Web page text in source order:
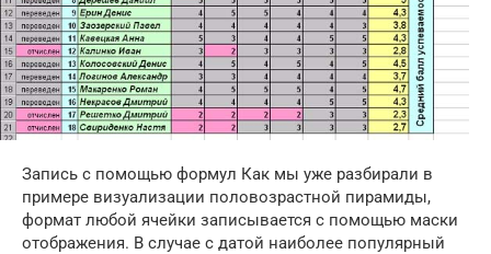
Запись с помощью формул Как мы уже разбирали в
примере визуализации половозрастной пирамиды,
формат любой ячейки записывается с помощью маски
отображения. В случае с датой наиболее популярный